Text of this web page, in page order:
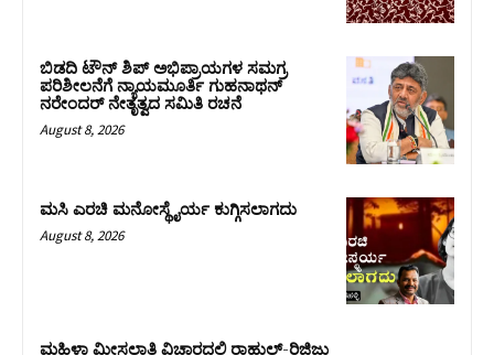
ಬಿಡದಿ ಟೌನ್ ಶಿಪ್ ಅಭಿಪ್ರಾಯಗಳ ಸಮಗ್ರ
ಪರಿಶೀಲನೆಗೆ ನ್ಯಾಯಮೂರ್ತಿ ಗುಹನಾಥನ್
ನರೇಂದರ್ ನೇತೃತ್ವದ ಸಮಿತಿ ರಚನೆ
August 8, 2026
ಮಸಿ ಎರಚಿ ಮನೋಸ್ಥೈರ್ಯ ಕುಗ್ಗಿಸಲಾಗದು
August 8, 2026
ಮಹಿಳಾ ಮೀಸಲಾತಿ ವಿಚಾರದಲ್ಲಿ ರಾಹುಲ್‌-ರಿಜಿಜು